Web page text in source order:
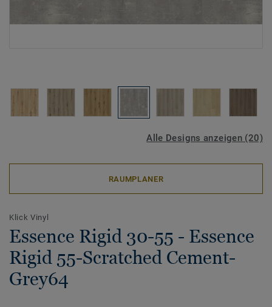
Alle Designs anzeigen (20)
RAUMPLANER
Klick Vinyl
Essence Rigid 30-55 - Essence
Rigid 55-Scratched Cement-
Grey64